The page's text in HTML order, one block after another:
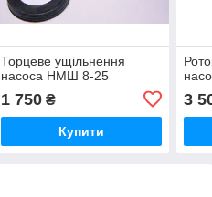
Торцеве ущільнення
насоса НМШ 8-25
1 750₴
Купити
3